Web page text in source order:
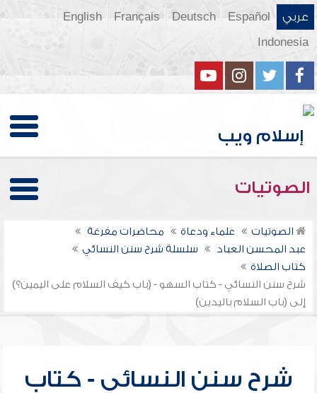
عربي Español
Deutsch
Français
English
Indonesia
الصوتيات
الصوتيات علماء ودعاة
محاضرات مفرغة
عبد المحسن العباد
سلسلة شرح سنن النسائي
كتاب الصلاة
شرح سنن النسائي - كتاب السهو - (باب كيف السلام على اليمين؟)
إلى (باب السلام باليدين)
شرح سنن النسائي - كتاب